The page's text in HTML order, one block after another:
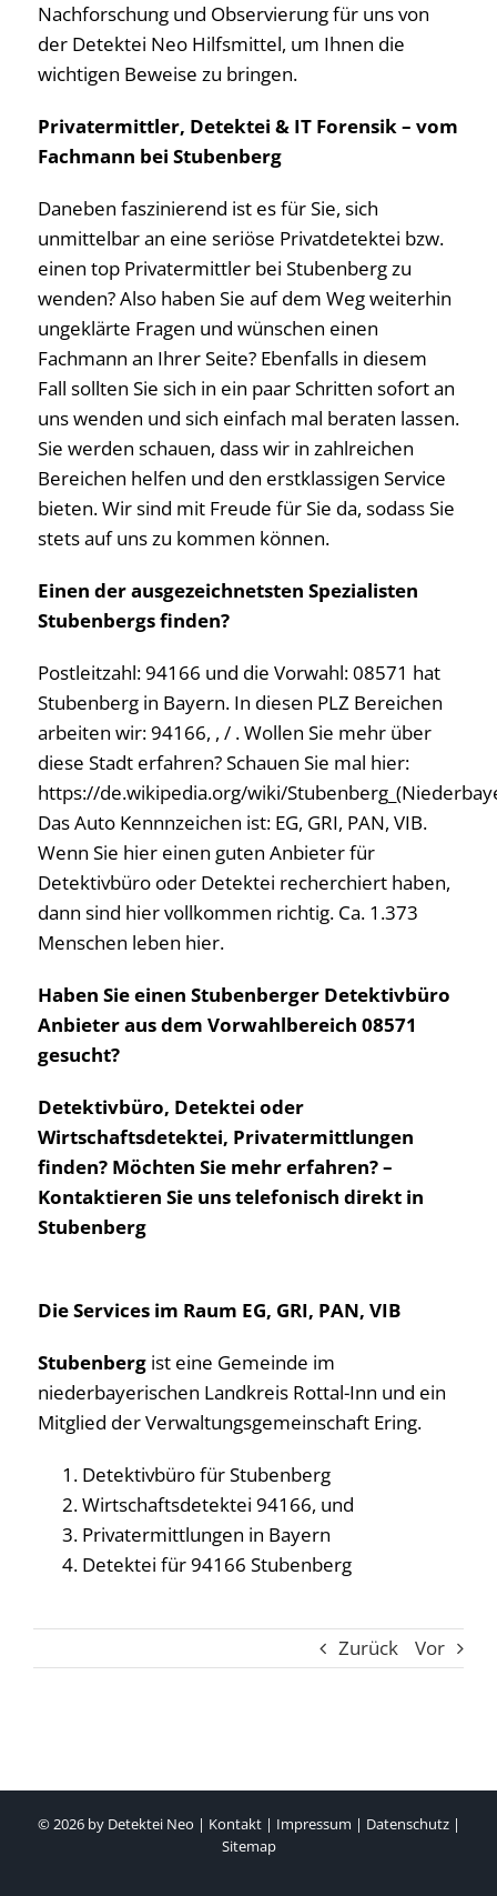
Nachforschung und Observierung für uns von
der Detektei Neo Hilfsmittel, um Ihnen die
wichtigen Beweise zu bringen.
Privatermittler, Detektei & IT Forensik – vom
Fachmann bei Stubenberg
Daneben faszinierend ist es für Sie, sich
unmittelbar an eine seriöse Privatdetektei bzw.
einen top Privatermittler bei Stubenberg zu
wenden? Also haben Sie auf dem Weg weiterhin
ungeklärte Fragen und wünschen einen
Fachmann an Ihrer Seite? Ebenfalls in diesem
Fall sollten Sie sich in ein paar Schritten sofort an
uns wenden und sich einfach mal beraten lassen.
Sie werden schauen, dass wir in zahlreichen
Bereichen helfen und den erstklassigen Service
bieten. Wir sind mit Freude für Sie da, sodass Sie
stets auf uns zu kommen können.
Einen der ausgezeichnetsten Spezialisten
Stubenbergs finden?
Postleitzahl: 94166 und die Vorwahl: 08571 hat
Stubenberg in Bayern. In diesen PLZ Bereichen
arbeiten wir: 94166, , / . Wollen Sie mehr über
diese Stadt erfahren? Schauen Sie mal hier:
https://de.wikipedia.org/wiki/
Das Auto Kennnzeichen ist: EG, GRI, PAN, VIB.
Wenn Sie hier einen guten Anbieter für
Detektivbüro oder Detektei recherchiert haben,
dann sind hier vollkommen richtig. Ca. 1.373
Menschen leben hier.
Haben Sie einen Stubenberger Detektivbüro
Anbieter aus dem Vorwahlbereich 08571
gesucht?
Detektivbüro, Detektei oder
Wirtschaftsdetektei, Privatermittlungen
finden? Möchten Sie mehr erfahren? –
Kontaktieren Sie uns telefonisch direkt in
Stubenberg
Die Services im Raum EG, GRI, PAN, VIB
Stubenberg ist eine Gemeinde im
niederbayerischen Landkreis Rottal-Inn und ein
Mitglied der Verwaltungsgemeinschaft Ering.
Detektivbüro für Stubenberg
Wirtschaftsdetektei 94166, und
Privatermittlungen in Bayern
Detektei für 94166 Stubenberg
Zurück Vor
© 2026 by Detektei Neo | Kontakt| Impressum | Datenschutz|
Sitemap